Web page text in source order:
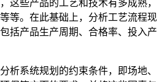
这些产品的工艺和技术有多成熟，
等。在此基础上，分析工艺流程现
括产品生产周期、合格率、投入产
析系统规划的约束条件，即场地、